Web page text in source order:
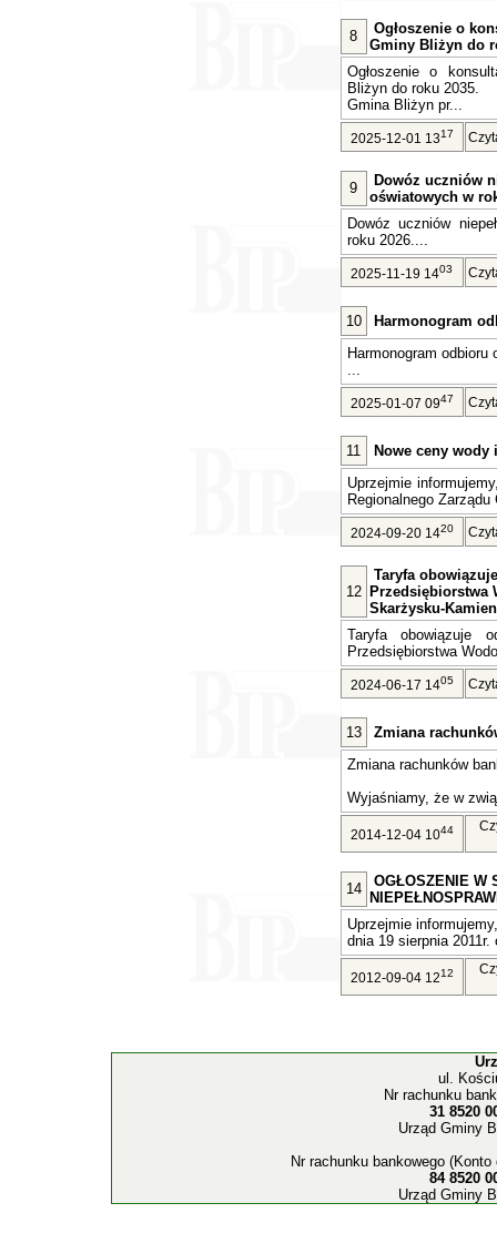
8
Ogłoszenie o
Gminy Bliżyn do
Ogłoszenie o
Bliżyn do roku 2035.
Gmina Bliżyn pr...
2025-12-01 1317
9
Dowóz uczniów
oświatowych w
Dowóz uczniów
roku 2026....
2025-11-19 1403
10
Harmonogram
Harmonogram odbioru
...
2025-01-07 0947
11
Nowe ceny wody
Uprzejmie
Regionalnego
2024-09-20 1420
12
Taryfa
Przedsiębiorstwa
Skarżysku-
Taryfa obowiązuje
Przedsiębiorstwa
2024-06-17 1405
13
Zmiana
Zmiana rachunków
Wyjaśniamy, że w
2014-12-04 1044
14
OGŁOSZENIE W
Uprzejmie
dnia 19 sierpnia
2012-09-04 1212
ul.
Nr rachunku
31 8520
Urząd Gminy
Nr rachunku bankowego
84 8520
Urząd Gminy